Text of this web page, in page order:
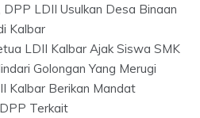
LDII Usulkan Desa Binaan
Kalbar
LDII Kalbar Ajak Siswa SMK
Golongan Yang Merugi
Kalbar Berikan Mandat
Terkait